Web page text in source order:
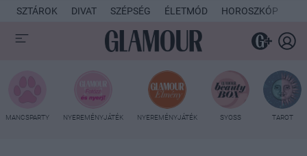
SZTÁROK DIVAT SZÉPSÉG ÉLETMÓD HOROSZKÓP
MANCSPARTY NYEREMÉNYJÁTÉK NYEREMÉNYJÁTÉK SYOSS TAROT